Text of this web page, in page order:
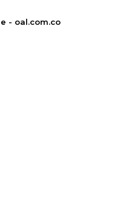
- oal.com.co